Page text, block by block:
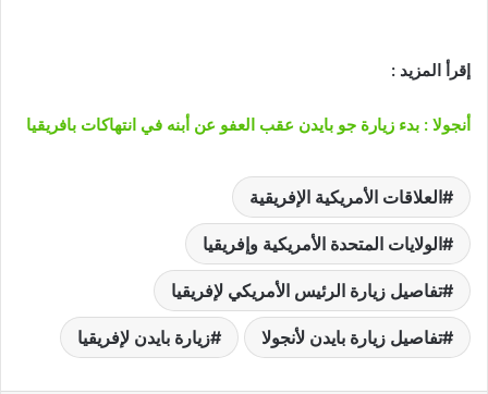
إقرأ المزيد :
أنجولا : بدء زيارة جو بايدن عقب العفو عن أبنه في انتهاكات بافريقيا
العلاقات الأمريكية الإفريقية
الولايات المتحدة الأمريكية وإفريقيا
تفاصيل زيارة الرئيس الأمريكي لإفريقيا
تفاصيل زيارة بايدن لأنجولا زيارة بايدن لإفريقيا